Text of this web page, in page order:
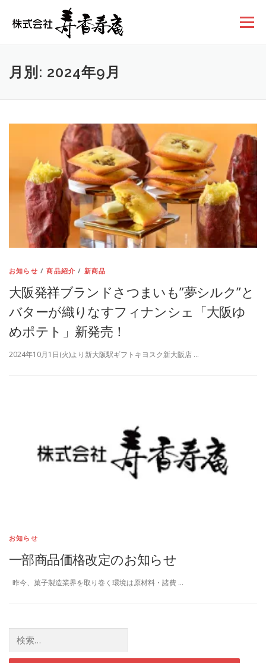
コンテンツへスキップ
メニュー
月別: 2024年9月
お知らせ /商品紹介 / 新商品
大阪発祥ブランドさつまいも”夢シルク”と
バターが織りなすフィナンシェ「大阪ゆ
めポテト」新発売！
2024年10月1日(火)より新大阪駅ギフトキヨスク新大阪店 …
お知らせ
一部商品価格改定のお知らせ
昨今、菓子製造業界を取り巻く環境は原材料・諸費 …